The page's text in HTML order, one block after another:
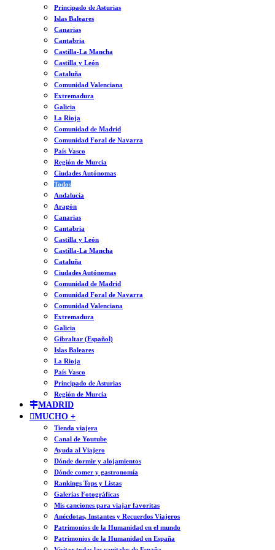
Principado de Asturias
Islas Baleares
Canarias
Cantabria
Castilla-La Mancha
Castilla y León
Cataluña
Comunidad Valenciana
Extremadura
Galicia
La Rioja
Comunidad de Madrid
Comunidad Foral de Navarra
País Vasco
Región de Murcia
Ciudades Autónomas
Todos
Andalucía
Aragón
Canarias
Cantabria
Castilla y León
Castilla-La Mancha
Cataluña
Ciudades Autónomas
Comunidad de Madrid
Comunidad Foral de Navarra
Comunidad Valenciana
Extremadura
Galicia
Gibraltar (Español)
Islas Baleares
La Rioja
País Vasco
Principado de Asturias
Región de Murcia
MADRID
MUCHO +
Tienda viajera
Canal de Youtube
Ayuda al Viajero
Dónde dormir y alojamientos
Dónde comer y gastronomía
Rankings Tops y Listas
Galerías Fotográficas
Mis canciones para viajar favoritas
Anécdotas, Instantes y Recuerdos Viajeros
Patrimonios de la Humanidad en el mundo
Patrimonios de la Humanidad en España